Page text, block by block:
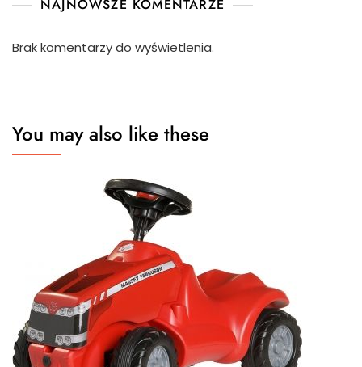
NAJNOWSZE KOMENTARZE
Brak komentarzy do wyświetlenia.
You may also like these